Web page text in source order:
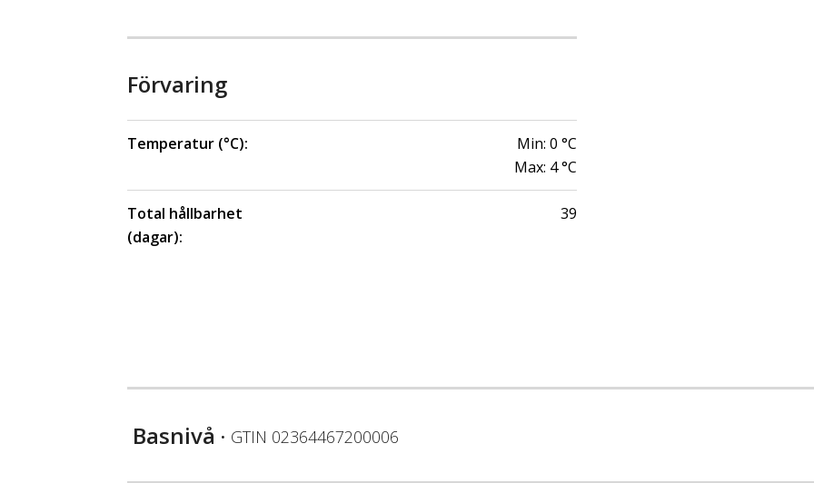
Förvaring
Temperatur (°C): Min: 0 °C
Max: 4°C
Total hållbarhet
(dagar):
39
Basnivå • GTIN 02364467200006